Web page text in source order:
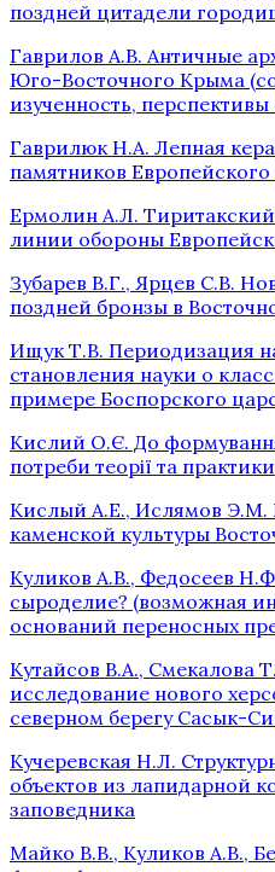
поздней цитадели
Гаврилов А.В. Античные
Юго-Восточного Крыма
изученность,
Гаврилюк Н.А. Лепная
памятников
Ермолин А.Л.
линии обороны
Зубарев В.Г., Ярцев С.В.
поздней бронзы в
Ищук Т.В. Периодизация
становления науки о
примере Боспорского
Кислий О.Є. До формування
потреби теорії та практики
Кислый А.Е., Ислямов Э.М.
каменской культуры
Куликов А.В., Федосеев
сыроделие? (возможная
оснований переносных
Кутайсов В.А., Смекалова
исследование нового
северном берегу Сасык-
Кучеревская Н.Л.
объектов из лапидарной
заповедника
Майко В.В., Куликов А.В.,